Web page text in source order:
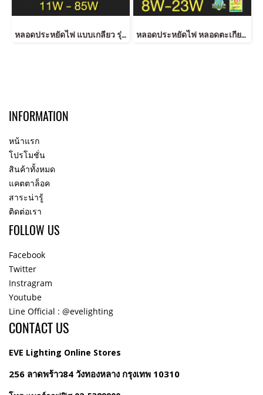
หลอดประหยัดไฟ แบบเกลียว รุ่นเอ็กไฟล์ 11-85 วัตต์ เดย์ไลท์ วอร์มไวท์ E27 X-Fire 11W-85w E27 หลอดประหยัดไฟ หลอดตะเกียบ หลอด 2U หลอดกระเปาะแก้ว หลอดยอดนิยม Standard 2U 8, 11, 14, 18, 23W E27
INFORMATION
หน้าแรก
โปรโมชั่น
สินค้าทั้งหมด
แคตตาล็อค
สาระน่ารู้
ติดต่อเรา
FOLLOW US
Facebook
Twitter
Instragram
Youtube
Line Official : @evelighting
CONTACT US
EVE Lighting Online Stores
256 ลาดพร้าว84 วังทองหลาง กรุงเทพ 10310